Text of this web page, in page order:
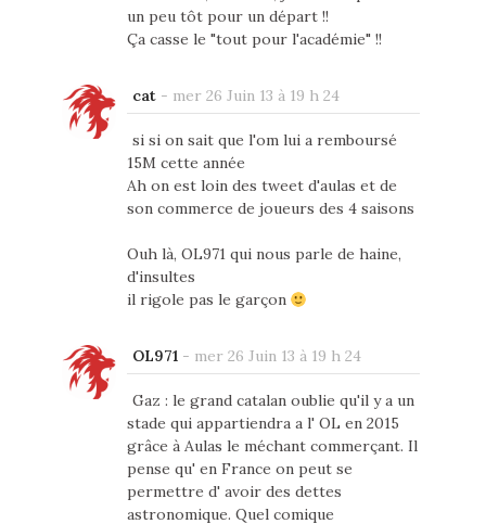
un peu tôt pour un départ !!
Ça casse le "tout pour l'académie" !!
cat- mer 26 Juin 13 à 19 h 24
si si on sait que l'om lui a remboursé
15M cette année
Ah on est loin des tweet d'aulas et de
son commerce de joueurs des 4 saisons
Ouh là, OL971 qui nous parle de haine,
d'insultes
il rigole pas le garçon
OL971- mer 26 Juin 13 à 19 h 24
Gaz : le grand catalan oublie qu'il y a un
stade qui appartiendra a l' OL en 2015
grâce à Aulas le méchant commerçant. Il
pense qu' en France on peut se
permettre d' avoir des dettes
astronomique. Quel comique